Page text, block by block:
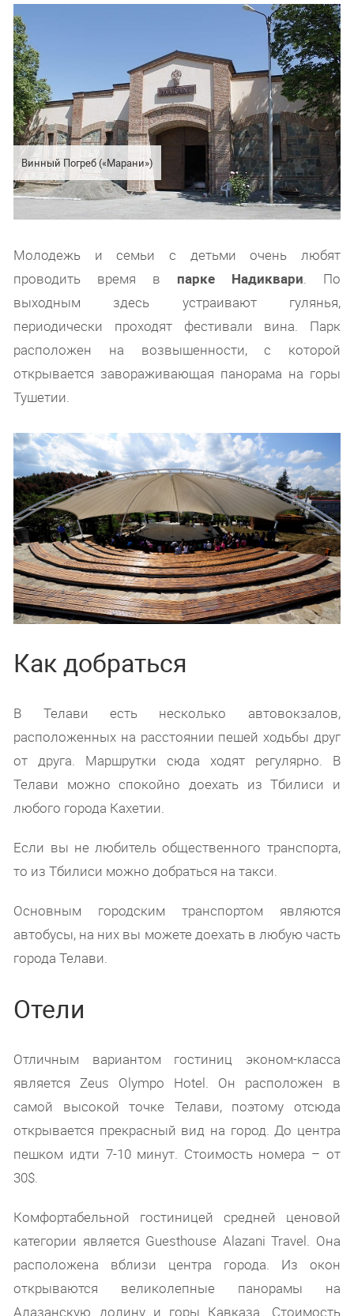
Винный Погреб («Марани»)
Молодежь и семьи с детьми очень любят
проводить время в парке Надиквари. По
выходным здесь устраивают гулянья,
периодически проходят фестивали вина. Парк
расположен на возвышенности, с которой
открывается завораживающая панорама на горы
Тушетии.
Как добраться
В Телави есть несколько автовокзалов,
расположенных на расстоянии пешей ходьбы друг
от друга. Маршрутки сюда ходят регулярно. В
Телави можно спокойно доехать из Тбилиси и
любого города Кахетии.
Если вы не любитель общественного транспорта,
то из Тбилиси можно добраться на такси.
Основным городским транспортом являются
автобусы, на них вы можете доехать в любую часть
города Телави.
Отели
Отличным вариантом гостиниц эконом-класса
является Zeus Olympo Hotel. Он расположен в
самой высокой точке Телави, поэтому отсюда
открывается прекрасный вид на город. До центра
пешком идти 7-10 минут. Стоимость номера – от
30$.
Комфортабельной гостиницей средней ценовой
категории является Guesthouse Alazani Travel. Она
расположена вблизи центра города. Из окон
открываются великолепные панорамы на
Алазанскую долину и горы Кавказа. Стоимость